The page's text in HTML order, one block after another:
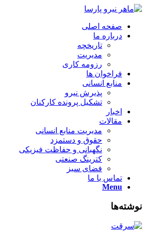
صفحه اصلی
درباره ما
تاریخچه
مدیریت
رزومه کاری
فراخوان ها
منابع انسانی
پذیرش نیرو
تشکیل پرونده کارکنان
اخبار
مقالات
مدیریت منابع انسانی
حقوق و دستمزد
نگهبانی و حفاظت فیزیکی
کترینگ صنعتی
فضای سبز
تماس با ما
Menu
نوشته‌ها